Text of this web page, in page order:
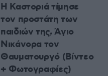
Η Καστοριά τίμησε
τον προστάτη των
παιδιών της, Άγιο
Νικάνορα τον
Θαυματουργό (Βίντεο
+ Φωτογραφίες)